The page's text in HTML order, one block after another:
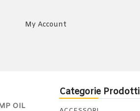
My Account
OIL
Categorie Prodotti